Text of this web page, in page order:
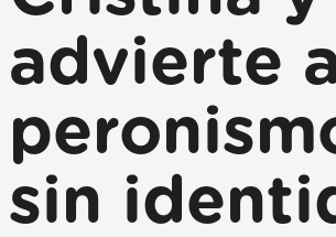
advierte
sin